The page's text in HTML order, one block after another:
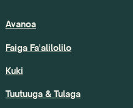
Avanoa
Faiga Fa'alilolilo
Kuki
Tuutuuga & Tulaga